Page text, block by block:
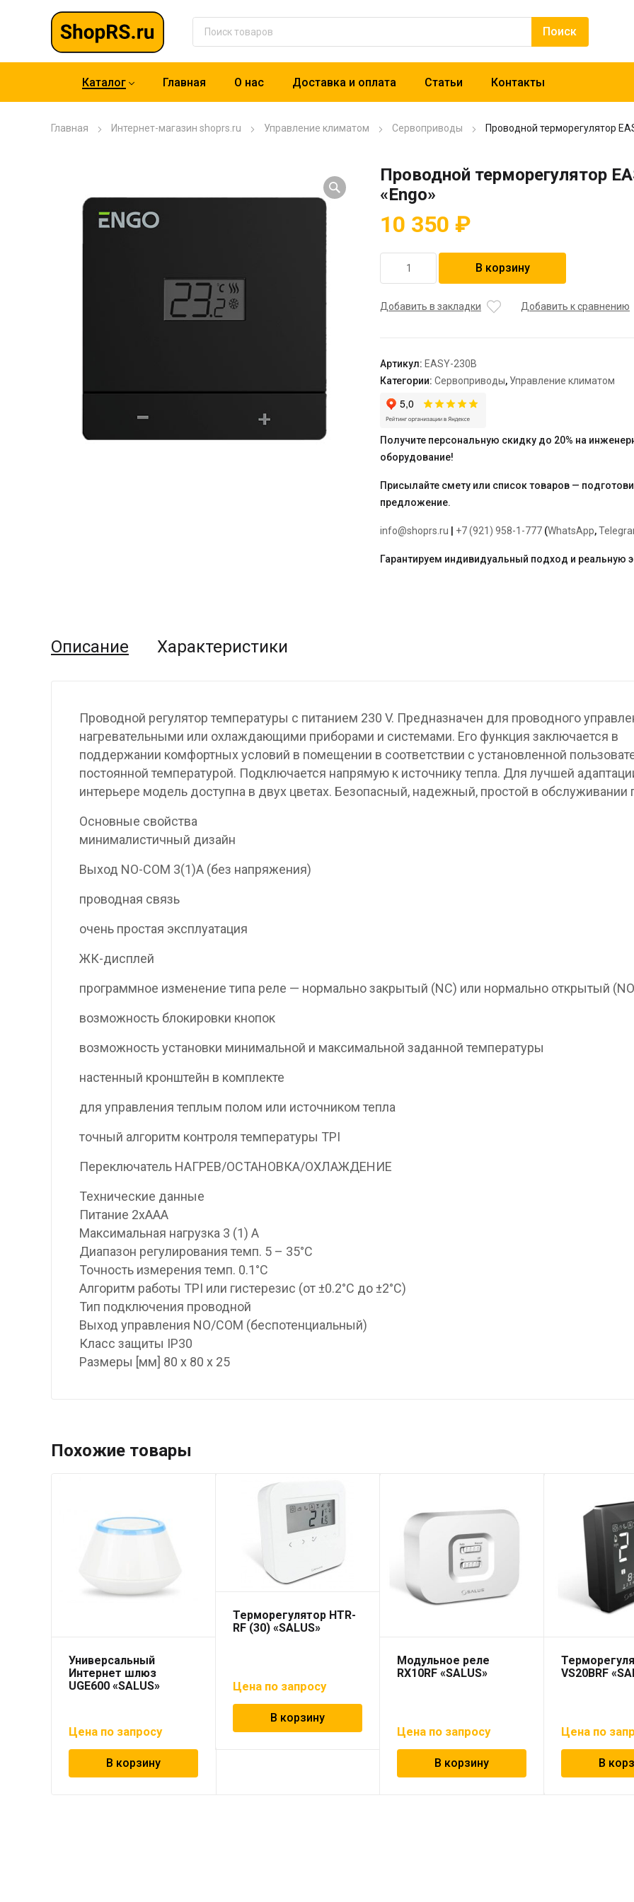
Каталог Главная О нас Доставка и оплата Статьи Контакты
Главная Интернет-магазин shoprs.ru Управление климатом Сервоприводы Проводной терморегулятор
Проводной терморегулятор
«Engo»
10 350 ₽
товара
терморегулятор
В корзину
Добавить в закладки Добавить к сравнению
Артикул: EASY-230B
Категории: Сервоприводы, Управление климатом
Получите персональную скидку до 20% на
оборудование!
Присылайте смету или список товаров —
предложение.
info@shoprs.ru +7 (921) 958-1-777 (WhatsApp,
Гарантируем индивидуальный подход и реальную
Описание Характеристики
Проводной регулятор температуры с питанием 230 V. Предназначен для проводного
нагревательными или охлаждающими приборами и системами. Его функция заключается в
поддержании комфортных условий в помещении в соответствии с установленной
постоянной температурой. Подключается напрямую к источнику тепла. Для лучшей
интерьере модель доступна в двух цветах. Безопасный, надежный, простой в обслуживании
Основные свойства
минималистичный дизайн
Выход NO-COM 3(1)A (без напряжения)
проводная связь
очень простая эксплуатация
ЖК-дисплей
программное изменение типа реле — нормально закрытый (NC) или нормально открытый
возможность блокировки кнопок
возможность установки минимальной и максимальной заданной температуры
настенный кронштейн в комплекте
для управления теплым полом или источником тепла
точный алгоритм контроля температуры TPI
Переключатель НАГРЕВ/ОСТАНОВКА/ОХЛАЖДЕНИЕ
Технические данные
Питание 2xAAA
Максимальная нагрузка 3 (1) A
Диапазон регулирования темп. 5 – 35°C
Точность измерения темп. 0.1°C
Алгоритм работы TPI или гистерезис (от ±0.2°C до ±2°C)
Тип подключения проводной
Выход управления NO/COM (беспотенциальный)
Класс защиты IP30
Размеры [мм] 80 x 80 x 25
Похожие товары
Универсальный
Интернет шлюз
UGE600 «SALUS»
Цена по запросу
В корзину
Терморегулятор HTR-
RF (30) «SALUS»
Цена по запросу
В корзину
Модульное реле
RX10RF «SALUS»
Цена по запросу
В корзину
VS20BRF
Цена по
В